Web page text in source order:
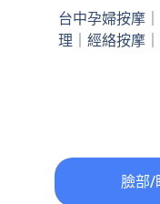
台中孕婦按摩
理｜經絡按摩
臉部/